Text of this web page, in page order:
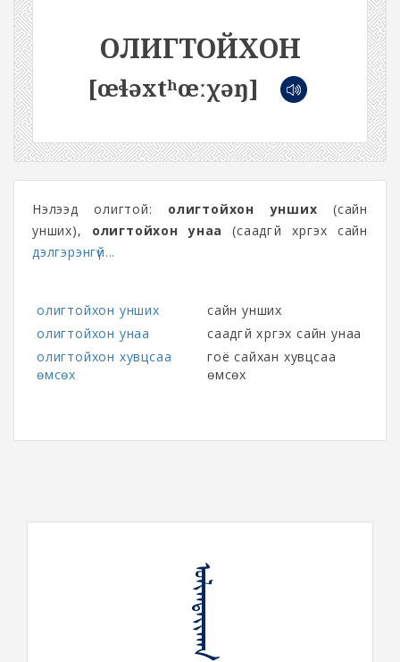
ОЛИГТОЙХОН
[œɬəxtʰœːχəŋ]
Нэлээд олигтой: олигтойхон унших (сайн
унших), олигтойхон унаа
(саадгүй хүргэх сайн
дэлгэрэнгүй...
олигтойхон унших
сайн унших
олигтойхон унаа
саадгүй хүргэх сайн унаа
олигтойхон хувцсаа
өмсөх
гоё сайхан хувцсаа
өмсөх
ᠣᠯᠢᠭᠲᠠᠶᠢᠬᠠᠨ